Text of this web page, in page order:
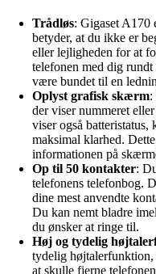
Trådløs: Gigaset A170
betyder, at du ikke er
eller lejligheden for at
telefonen med dig
være bundet til en
Oplyst grafisk skærm:
der viser nummeret
viser også
maksimal klarhed.
informationen på
Op til 50 kontakter:
telefonens telefonbog.
dine mest anvendte
Du kan nemt bladre
du ønsker at ringe til.
Høj og tydelig
tydelig højtalerfunktion,
at skulle fjerne